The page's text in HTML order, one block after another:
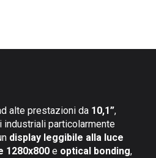
alte prestazioni da 10,1”,
particolarmente
display leggibile alla luce
1280x800 e optical bonding,